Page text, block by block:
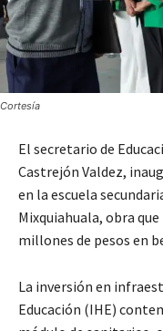
Cortesía
El secretario de
Castrejón Valdez,
en la escuela
Mixquiahuala, obra
millones de pesos en
La inversión en
Educación (IHE)